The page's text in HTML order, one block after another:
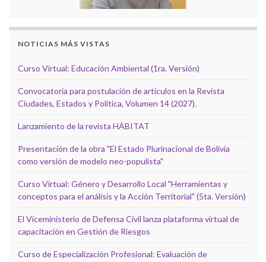
NOTICIAS MÁS VISTAS
Curso Virtual: Educación Ambiental (1ra. Versión)
Convocatoria para postulación de artículos en la Revista
Ciudades, Estados y Política, Volumen 14 (2027).
Lanzamiento de la revista HÁBITAT
Presentación de la obra "El Estado Plurinacional de Bolivia
como versión de modelo neo-populista"
Curso Virtual: Género y Desarrollo Local "Herramientas y
conceptos para el análisis y la Acción Territorial" (5ta. Versión)
El Viceministerio de Defensa Civil lanza plataforma virtual de
capacitación en Gestión de Riesgos
Curso de Especialización Profesional: Evaluación de